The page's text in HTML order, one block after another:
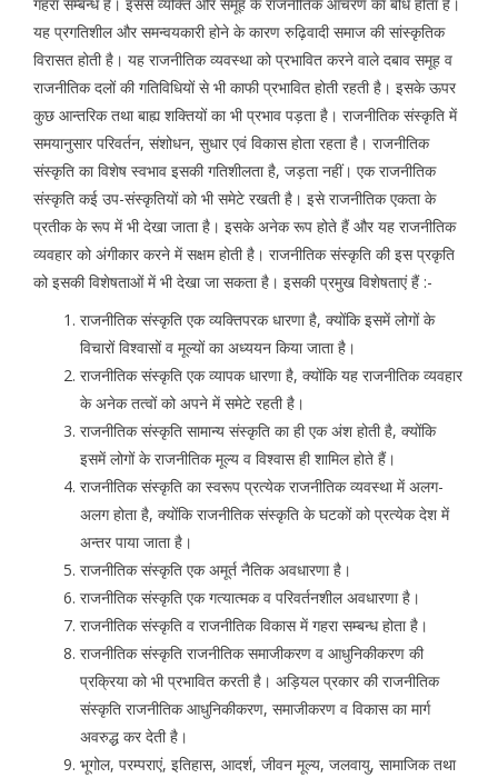
गहरा सम्बन्ध है। इससे व्यक्ति और समूह के राजनीतिक आचरण का बोध होता है।
यह प्रगतिशील और समन्वयकारी होने के कारण रुढ़िवादी समाज की सांस्कृतिक
विरासत होती है। यह राजनीतिक व्यवस्था को प्रभावित करने वाले दबाव समूह व
राजनीतिक दलों की गतिविधियों से भी काफी प्रभावित होती रहती है। इसके ऊपर
कुछ आन्तरिक तथा बाह्य शक्तियों का भी प्रभाव पड़ता है। राजनीतिक संस्कृति में
समयानुसार परिवर्तन, संशोधन, सुधार एवं विकास होता रहता है। राजनीतिक
संस्कृति का विशेष स्वभाव इसकी गतिशीलता है, जड़ता नहीं। एक राजनीतिक
संस्कृति कई उप-संस्कृतियों को भी समेटे रखती है। इसे राजनीतिक एकता के
प्रतीक के रूप में भी देखा जाता है। इसके अनेक रूप होते हैं और यह राजनीतिक
व्यवहार को अंगीकार करने में सक्षम होती है। राजनीतिक संस्कृति की इस प्रकृति
को इसकी विशेषताओं में भी देखा जा सकता है। इसकी प्रमुख विशेषताएं हैं :-
राजनीतिक संस्कृति एक व्यक्तिपरक धारणा है, क्योंकि इसमें लोगों के
विचारों विश्वासों व मूल्यों का अध्ययन किया जाता है।
राजनीतिक संस्कृति एक व्यापक धारणा है, क्योंकि यह राजनीतिक व्यवहार
के अनेक तत्वों को अपने में समेटे रहती है।
राजनीतिक संस्कृति सामान्य संस्कृति का ही एक अंश होती है, क्योंकि
इसमें लोगों के राजनीतिक मूल्य व विश्वास ही शामिल होते हैं।
राजनीतिक संस्कृति का स्वरूप प्रत्येक राजनीतिक व्यवस्था में अलग-
अलग होता है, क्योंकि राजनीतिक संस्कृति के घटकों को प्रत्येक देश में
अन्तर पाया जाता है।
राजनीतिक संस्कृति एक अमूर्त नैतिक अवधारणा है।
राजनीतिक संस्कृति एक गत्यात्मक व परिवर्तनशील अवधारणा है।
राजनीतिक संस्कृति व राजनीतिक विकास में गहरा सम्बन्ध होता है।
राजनीतिक संस्कृति राजनीतिक समाजीकरण व आधुनिकीकरण की
प्रक्रिया को भी प्रभावित करती है। अड़ियल प्रकार की राजनीतिक
संस्कृति राजनीतिक आधुनिकीकरण, समाजीकरण व विकास का मार्ग
अवरुद्ध कर देती है।
भूगोल, परम्पराएं, इतिहास, आदर्श, जीवन मूल्य, जलवायु, सामाजिक तथा